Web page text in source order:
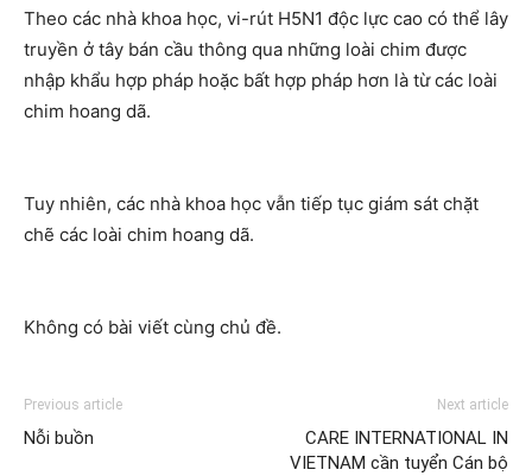
Theo các nhà khoa học, vi-rút H5N1 độc lực cao có thể lây
truyền ở tây bán cầu thông qua những loài chim được
nhập khẩu hợp pháp hoặc bất hợp pháp hơn là từ các loài
chim hoang dã.
Tuy nhiên, các nhà khoa học vẫn tiếp tục giám sát chặt
chẽ các loài chim hoang dã.
Không có bài viết cùng chủ đề.
Previous article
Nỗi buồn
Next article
CARE INTERNATIONAL IN
VIETNAM cần tuyển Cán bộ